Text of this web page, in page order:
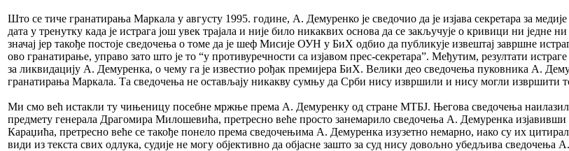
Што се тиче гранатирања Маркала у августу 1995. године, А. Демуренко је сведочио да је изјава секретара за
дата у тренутку када је истрага још увек трајала и није било никаквих основа да се закључује о кривици ни
значај јер такође постоје сведочења о томе да је шеф Мисије ОУН у БиХ одбио да публикује извештај завршне
ово гранатирање, управо зато што је то “у противуречности са изјавом прес-секретара”. Међутим, резултати
за ликвидацију А. Демуренка, о чему га је известио рођак премијера БиХ. Велики део сведочења пуковника А.
гранатирања Маркала. Та сведочења не остављају никакву сумњу да Срби нису извршили и нису могли извршити
Ми смо већ истакли ту чињеницу посебне мржње према А. Демуренку од стране МТБЈ. Његова сведочења
предмету генерала Драгомира Милошевића, претресно веће просто занемарило сведочења А. Демуренка
Караџића, претресно веће се такође понело према сведочењима А. Демуренка изузетно немарно, иако су их
види из текста свих одлука, судије не могу објективно да објасне зашто за суд нису довољно убедљива сведочења